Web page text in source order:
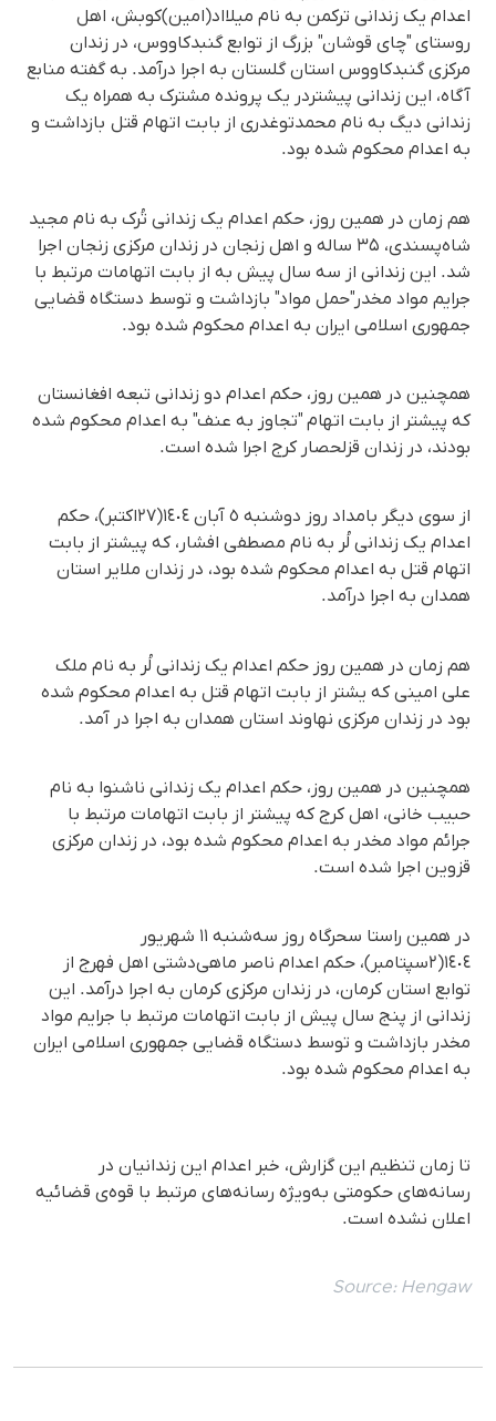
اعدام یک زندانی ترکمن بە نام میلااد(امین)کوبش، اهل
روستای "چای قوشان" بزرگ از توابع گنبدکاووس، در زندان
مرکزی گنبدکاووس استان گلستان بە اجرا درآمد. بە گفتە منابع
آگاه، این زندانی پیشتردر یک پروندە مشترک بە همراە یک
زندانی دیگ بە نام محمدتوغدری از بابت اتهام قتل بازداشت و
بە اعدام محکوم شدە بود.
هم زمان در همین روز، حکم اعدام یک زندانی تُرک بە نام مجید
شاه‌پسندی، ۳۵ ساله و اهل زنجان در زندان مرکزی زنجان اجرا
شد. این زندانی از سه سال پیش به از بابت اتهامات مرتبط با
جرایم مواد مخدر"حمل مواد" بازداشت و توسط دستگاە قضایی
جمهوری اسلامی ایران بە اعدام محکوم شدە بود.
همچنین در همین روز، حکم اعدام دو زندانی تبعە افغانستان
کە پیشتر از بابت اتهام "تجاوز بە عنف" بە اعدام محکوم شدە
بودند، در زندان قزلحصار کرج اجرا شدە است.
از سوی دیگر بامداد روز دوشنبە ٥ آبان ١٤٠٤(٢٧اکتبر)، حکم
اعدام یک زندانی لُر بە نام مصطفی افشار، که پیشتر از بابت
اتهام قتل به اعدام محکوم شده بود، در زندان ملایر استان
همدان به اجرا درآمد.
هم زمان در همین روز حکم اعدام یک زندانی لُر بە نام ملک
علی امینی کە یشتر از بابت اتهام قتل به اعدام محکوم شده
بود در زندان مرکزی نهاوند استان همدان بە اجرا در آمد.
همچنین در همین روز، حکم اعدام یک زندانی ناشنوا بە نام
حبیب خانی، اهل کرج که پیشتر از بابت اتهامات مرتبط با
جرائم مواد مخدر به اعدام محکوم شده بود، در زندان مرکزی
قزوین اجرا شدە است.
در همین راستا سحرگاه روز سه‌شنبه ۱۱ شهریور
١٤٠٤(٢سپتامبر)، حکم اعدام ناصر ماهی‌دشتی اهل فهرج از
توابع استان کرمان، در زندان مرکزی کرمان به اجرا درآمد. این
زندانی از پنج سال پیش از بابت اتهامات مرتبط با جرایم مواد
مخدر بازداشت و توسط دستگاە قضایی جمهوری اسلامی ایران
بە اعدام محکوم شدە بود.
تا زمان تنظیم این گزارش، خبر اعدام این زندانیان در
رسانه‌های حکومتی بەویژه رسانه‌های مرتبط با قوه‌ی قضائیه
اعلان نشده است.
Source: Hengaw